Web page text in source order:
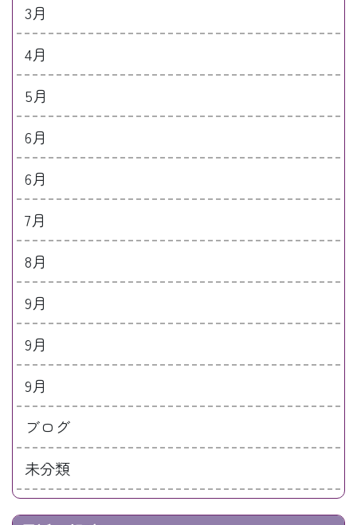
3月
4月
5月
6月
6月
7月
8月
9月
9月
9月
ブログ
未分類